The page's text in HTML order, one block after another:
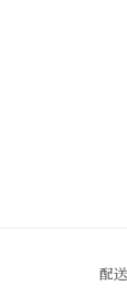
配